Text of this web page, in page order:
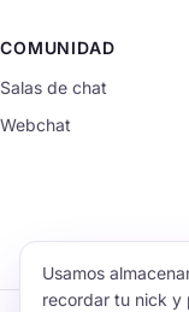
COMUNIDAD
Salas de chat
Webchat
Usamos
recordar tu nick y